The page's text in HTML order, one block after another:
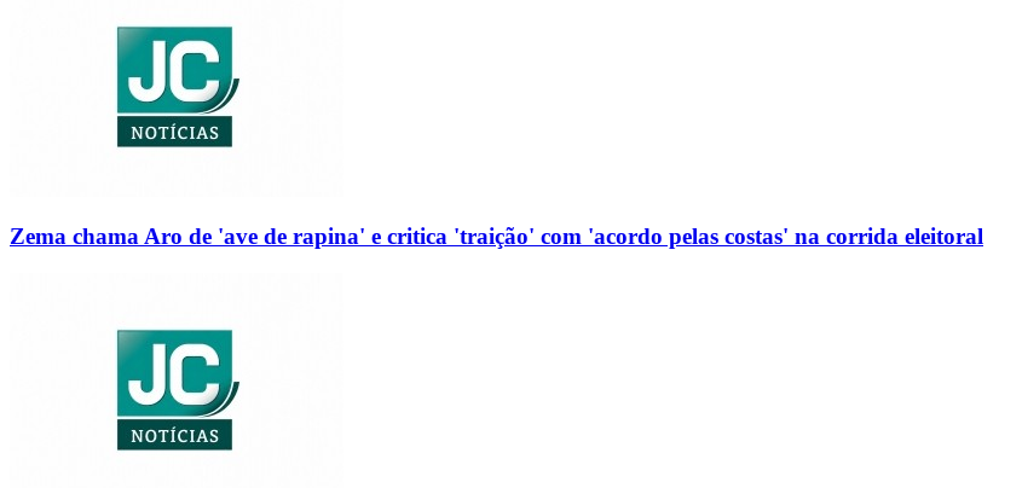
Zema chama Aro de 'ave de rapina' e critica 'traição' com 'acordo pelas costas' na corrida eleitoral